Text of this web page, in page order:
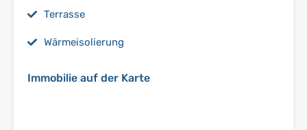
Terrasse
Wärmeisolierung
Immobilie auf der Karte